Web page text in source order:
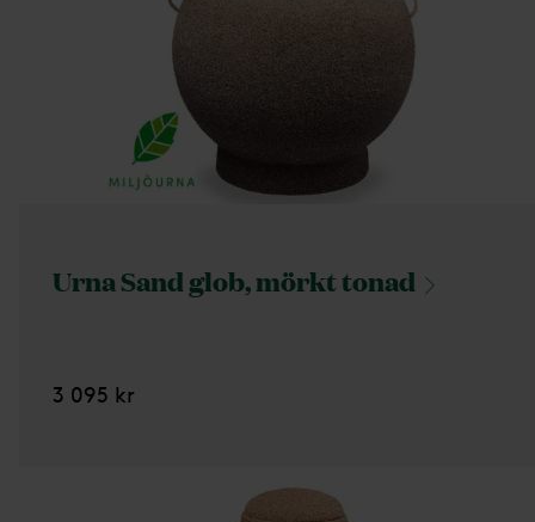
Urna Sand glob, mörkttonad
3 095 kr